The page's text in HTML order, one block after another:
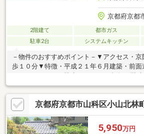
京都府京都
2階建て 都市ガス
駐車2台
システムキッチン
－物件のおすすめポイント－▼アクセス・京
歩１０分▼特徴・平成２１年６月建築・前面
限有り)・屋根裏収納有・室内丁寧にお使い
（ＬＤ・Ｋ部分）・浴室換気暖房乾燥機・
住まい探しをお手伝いします。 物件の詳細
お問い合わせください。 物件担当：山田
ーコール：0120-50-3393
京都府京都市山科区小山北林
5,950万円